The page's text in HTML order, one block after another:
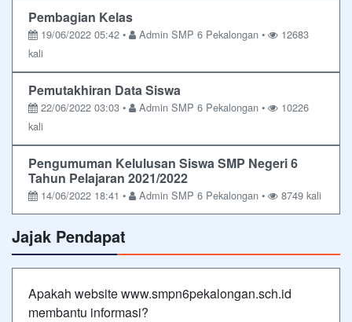
Pembagian Kelas
19/06/2022 05:42 • Admin SMP 6 Pekalongan •
12683
kali
Pemutakhiran Data Siswa
22/06/2022 03:03 • Admin SMP 6 Pekalongan •
10226
kali
Pengumuman Kelulusan Siswa SMP Negeri 6
Tahun Pelajaran 2021/2022
14/06/2022 18:41 • Admin SMP 6 Pekalongan • 8749 kali
Jajak Pendapat
Apakah website www.smpn6pekalongan.sch.id
membantu informasi?